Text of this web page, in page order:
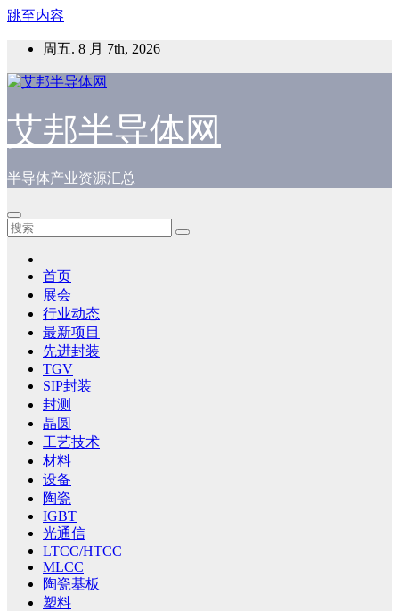
跳至内容
周五. 8 月 7th, 2026
艾邦半导体网
半导体产业资源汇总
首页
展会
行业动态
最新项目
先进封装
TGV
SIP封装
封测
晶圆
工艺技术
材料
设备
陶瓷
IGBT
光通信
LTCC/HTCC
MLCC
陶瓷基板
塑料